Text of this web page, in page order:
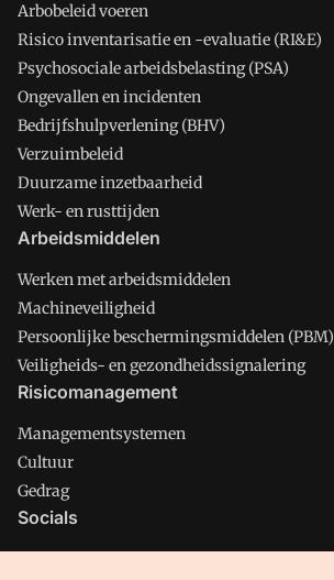
Arbobeleid voeren
Risico inventarisatie en -evaluatie (RI&E)
Psychosociale arbeidsbelasting (PSA)
Ongevallen en incidenten
Bedrijfshulpverlening (BHV)
Verzuimbeleid
Duurzame inzetbaarheid
Werk- en rusttijden
Arbeidsmiddelen
Werken met arbeidsmiddelen
Machineveiligheid
Persoonlijke beschermingsmiddelen (PBM)
Veiligheids- en gezondheidssignalering
Risicomanagement
Managementsystemen
Cultuur
Gedrag
Socials